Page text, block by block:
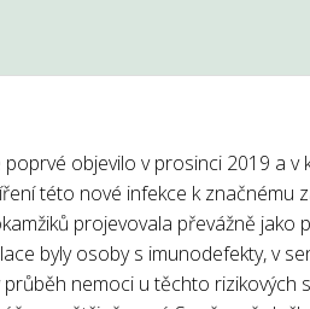
objevilo v prosinci 2019 a v
této nové infekce k značnému
projevovala převážně jako
byly osoby s imunodefekty, v
nemoci u těchto rizikových